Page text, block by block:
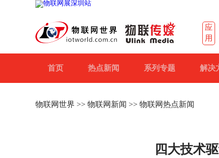
应
用
首页 热点新闻 系列专题 解决
物联网世界 >> 物联网新闻 >> 物联网热点新闻
四大技术